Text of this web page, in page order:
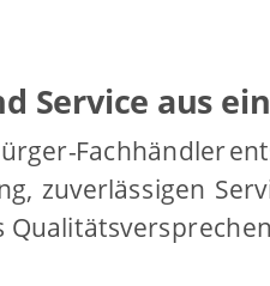
Service aus
Fachhändler
zuverlässigen